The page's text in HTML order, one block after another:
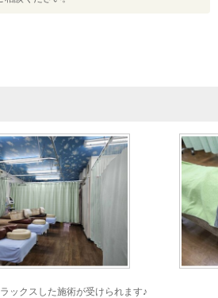
ックスした施術が受けられます♪